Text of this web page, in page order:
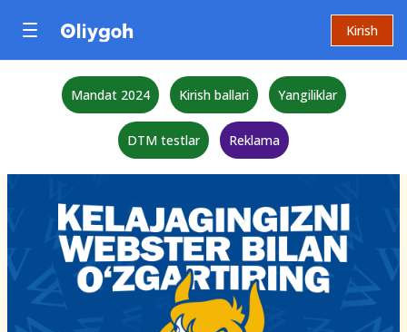
Kirish
Mandat 2024 Kirish ballari Yangiliklar
DTM testlar Reklama